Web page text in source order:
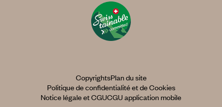
CopyrightsPlan du site
Politique de confidentialité et de Cookies
Notice légale et CGUCGU application mobile